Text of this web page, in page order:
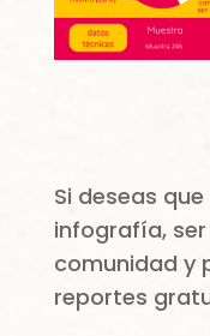
Si deseas
infografía,
comunidad y
reportes